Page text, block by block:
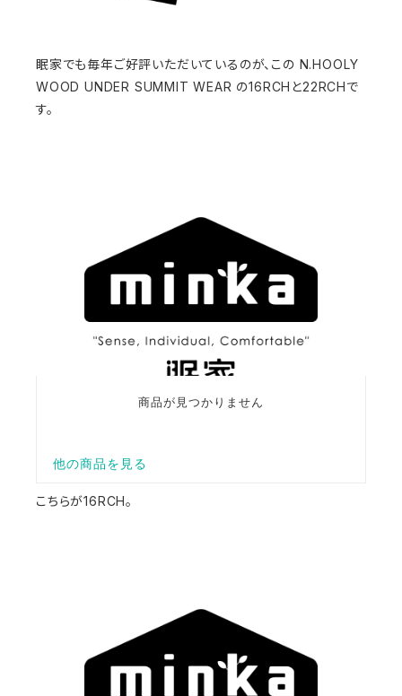
眠家でも毎年ご好評いただいているのが、この N.HOOLY
WOOD UNDER SUMMIT WEAR の16RCHと22RCHで
す。
こちらが16RCH。